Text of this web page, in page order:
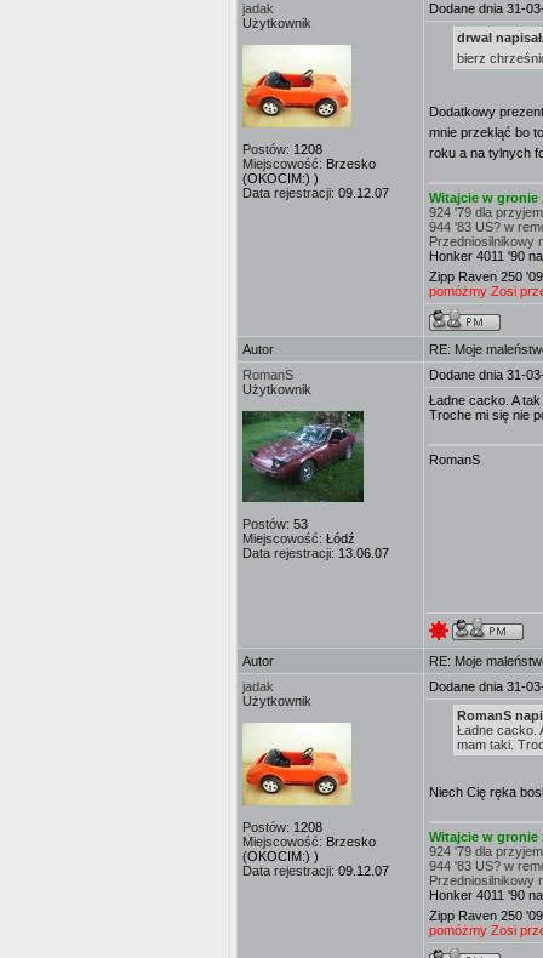
jadak
Użytkownik
Postów: 1208
Miejscowość: Brzesko
(OKOCIM:) )
Data rejestracji: 09.12.07
Dodane dnia 31-
drwal
bierz
Dodatkowy
mnie przekląć bo
roku a na tylnych
Witajcie w
924 '79 dla
944 '83 US? w
Przedniosilnikowy
Honker 4011 '90
Zipp Raven 250
pomóżmy Zosi
Autor
RE: Moje
RomanS
Użytkownik
Postów: 53
Miejscowość: Łódź
Data rejestracji: 13.06.07
Dodane dnia 31-
Ładne cacko. A
Troche mi się nie
RomanS
Autor
RE: Moje
jadak
Użytkownik
Postów: 1208
Miejscowość: Brzesko
(OKOCIM:) )
Data rejestracji: 09.12.07
Dodane dnia 31-
RomanS
Ładne cacko.
mam taki.
Niech Cię ręka
Witajcie w
924 '79 dla
944 '83 US? w
Przedniosilnikowy
Honker 4011 '90
Zipp Raven 250
pomóżmy Zosi